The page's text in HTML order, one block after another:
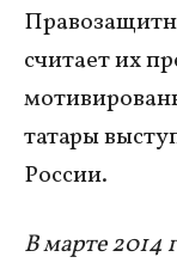
считает их
татары
России.
В марте 2014